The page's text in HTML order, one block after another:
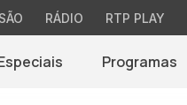
RÁDIO RTP PLAY
Programas